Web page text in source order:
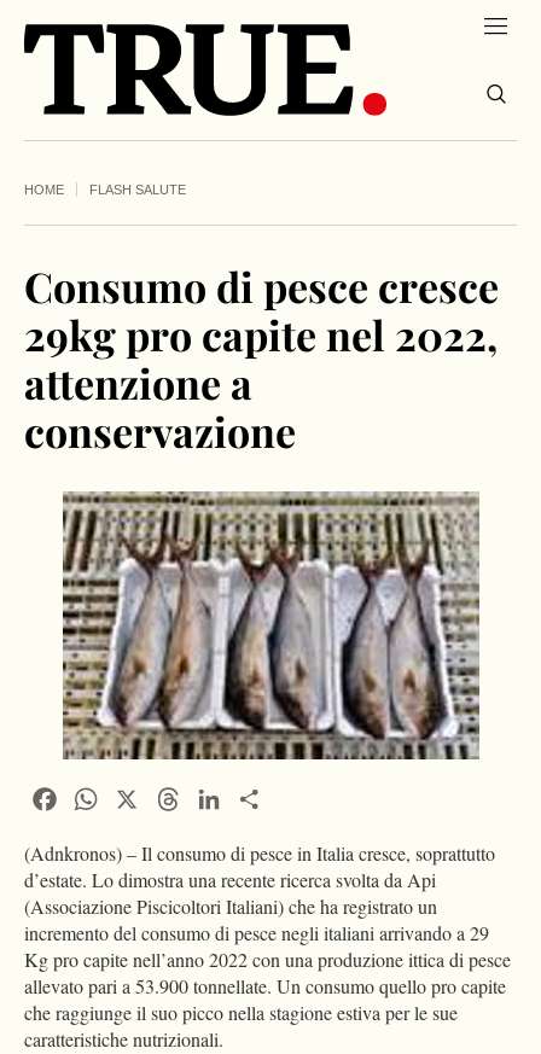
HOME FLASH SALUTE
Consumo di pesce cresce
29kg pro capite nel 2022,
attenzione a
conservazione
FacebookWhatsApp ThreadsLinkedIn
(Adnkronos) – Il consumo di pesce in Italia cresce, soprattutto
d’estate. Lo dimostra una recente ricerca svolta da Api
(Associazione Piscicoltori Italiani) che ha registrato un
incremento del consumo di pesce negli italiani arrivando a 29
Kg pro capite nell’anno 2022 con una produzione ittica di pesce
allevato pari a 53.900 tonnellate. Un consumo quello pro capite
che raggiunge il suo picco nella stagione estiva per le sue
caratteristiche nutrizionali.